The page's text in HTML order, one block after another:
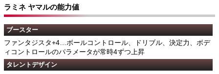
ラミネ ヤマルの能力値
ブースター
ファンタジスタ+4…ボールコントロール、ドリブル、決定力、ボデ
ィコントロールのパラメータが常時4ずつ上昇
タレントデザイン